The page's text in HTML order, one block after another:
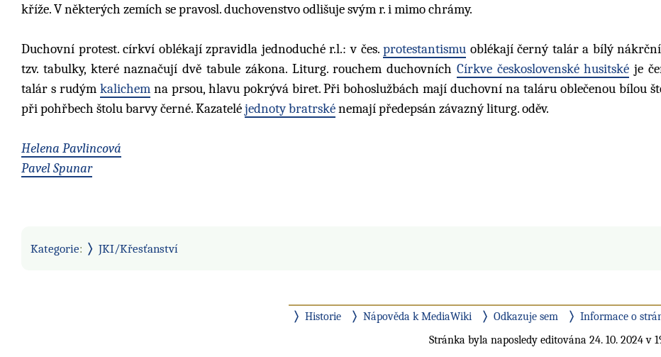
kříže. V některých zemích se pravosl. duchovenstvo odlišuje svým r. i mimo chrámy.
Duchovní protest. církví oblékají zpravidla jednoduché r.l.: v čes.protestantismu oblékají černý talár a bílý
tzv. tabulky, které naznačují dvě tabule zákona. Liturg. rouchem duchovních Církve československé husitské je
talár s rudým kalichemna prsou, hlavu pokrývá biret. Při bohoslužbách mají duchovní na taláru oblečenou bílou
při pohřbech štolu barvy černé. Kazateléjednoty bratrskénemají předepsán závazný liturg. oděv.
Helena Pavlincová
Pavel Spunar
Kategorie: JKI/Křesťanství
Historie Nápověda k MediaWiki Odkazuje sem
Informace o
Stránka byla naposledy editována 24. 10. 2024 v